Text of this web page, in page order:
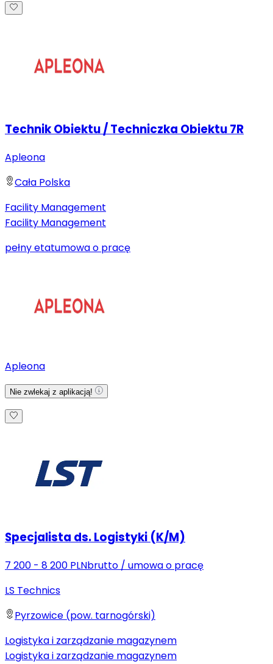
Technik Obiektu / Techniczka Obiektu 7R
Apleona
Cała Polska
Facility Management
Facility Management
pełny etatumowa o pracę
Apleona
Nie zwlekaj z aplikacją!
Specjalista ds. Logistyki (K/M)
7 200 - 8 200 PLNbrutto / umowa o pracę
LS Technics
Pyrzowice (pow. tarnogórski)
Logistyka i zarządzanie magazynem
Logistyka i zarządzanie magazynem